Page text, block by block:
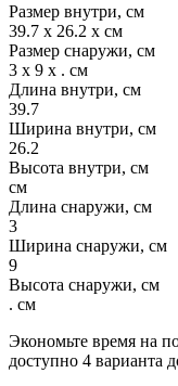
Размер внутри, см
39.7 x 26.2 x см
Размер снаружи, см
3 x 9 x . см
Длина внутри, см
39.7
Ширина внутри, см
26.2
Высота внутри, см
см
Длина снаружи, см
3
Ширина снаружи, см
9
Высота снаружи, см
. см
Экономьте время на
доступно 4 варианта